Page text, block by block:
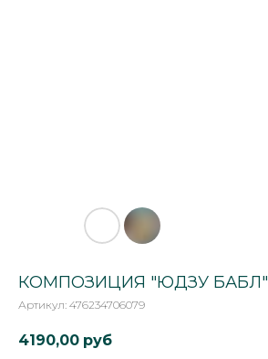
КОМПОЗИЦИЯ "ЮДЗУ БАБЛ"
Артикул: 476234706079
4190,00 руб